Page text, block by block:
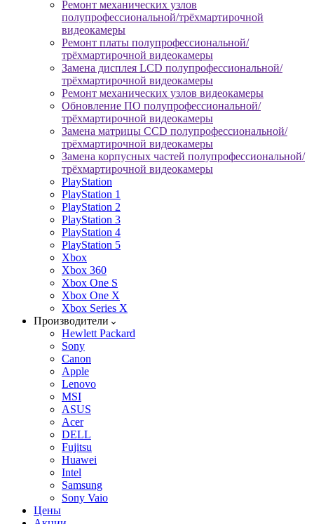
Ремонт механических узлов
полупрофессиональной/трёхмартирочной
видеокамеры
Ремонт платы полупрофессиональной/
трёхмартирочной видеокамеры
Замена дисплея LCD полупрофессиональной/
трёхмартирочной видеокамеры
Ремонт механических узлов видеокамеры
Обновление ПО полупрофессиональной/
трёхмартирочной видеокамеры
Замена матрицы CCD полупрофессиональной/
трёхмартирочной видеокамеры
Замена корпусных частей полупрофессиональной/
трёхмартирочной видеокамеры
PlayStation
PlayStation 1
PlayStation 2
PlayStation 3
PlayStation 4
PlayStation 5
Xbox
Xbox 360
Xbox One S
Xbox One X
Xbox Series X
Производители
Hewlett Packard
Sony
Canon
Apple
Lenovo
MSI
ASUS
Acer
DELL
Fujitsu
Huawei
Intel
Samsung
Sony Vaio
Цены